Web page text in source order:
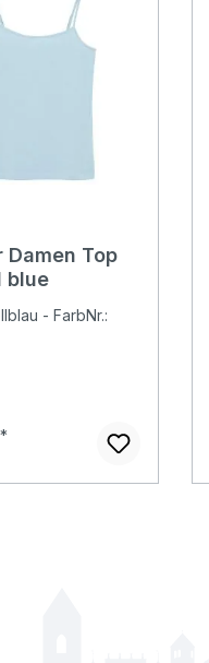
Damen Top
blue
- FarbNr.:
Preis: